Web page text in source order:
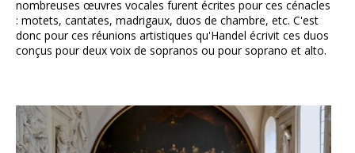
nombreuses œuvres vocales furent écrites pour ces cénacles
: motets, cantates, madrigaux, duos de chambre, etc. C'est
donc pour ces réunions artistiques qu'Handel écrivit ces duos
conçus pour deux voix de sopranos ou pour soprano et alto.